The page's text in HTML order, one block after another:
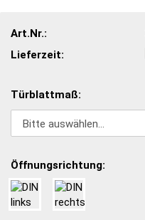
Art.Nr.:
Lieferzeit:
Türblattmaß:
Öffnungsrichtung: